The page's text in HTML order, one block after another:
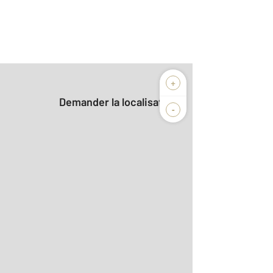
+
-
Demander la localisation